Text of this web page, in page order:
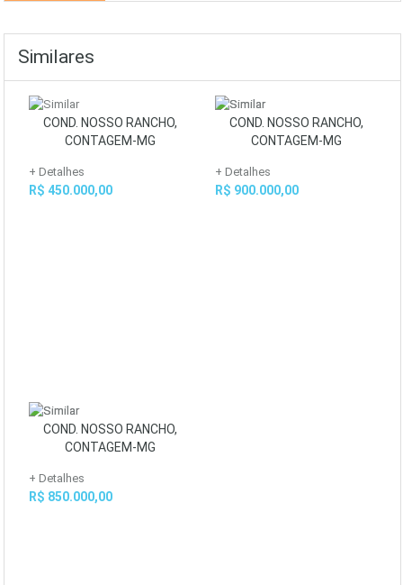
Similares
COND. NOSSO RANCHO,
CONTAGEM-MG
+ Detalhes
R$ 450.000,00
COND. NOSSO RANCHO,
CONTAGEM-MG
+ Detalhes
R$ 900.000,00
COND. NOSSO RANCHO,
CONTAGEM-MG
+ Detalhes
R$ 850.000,00